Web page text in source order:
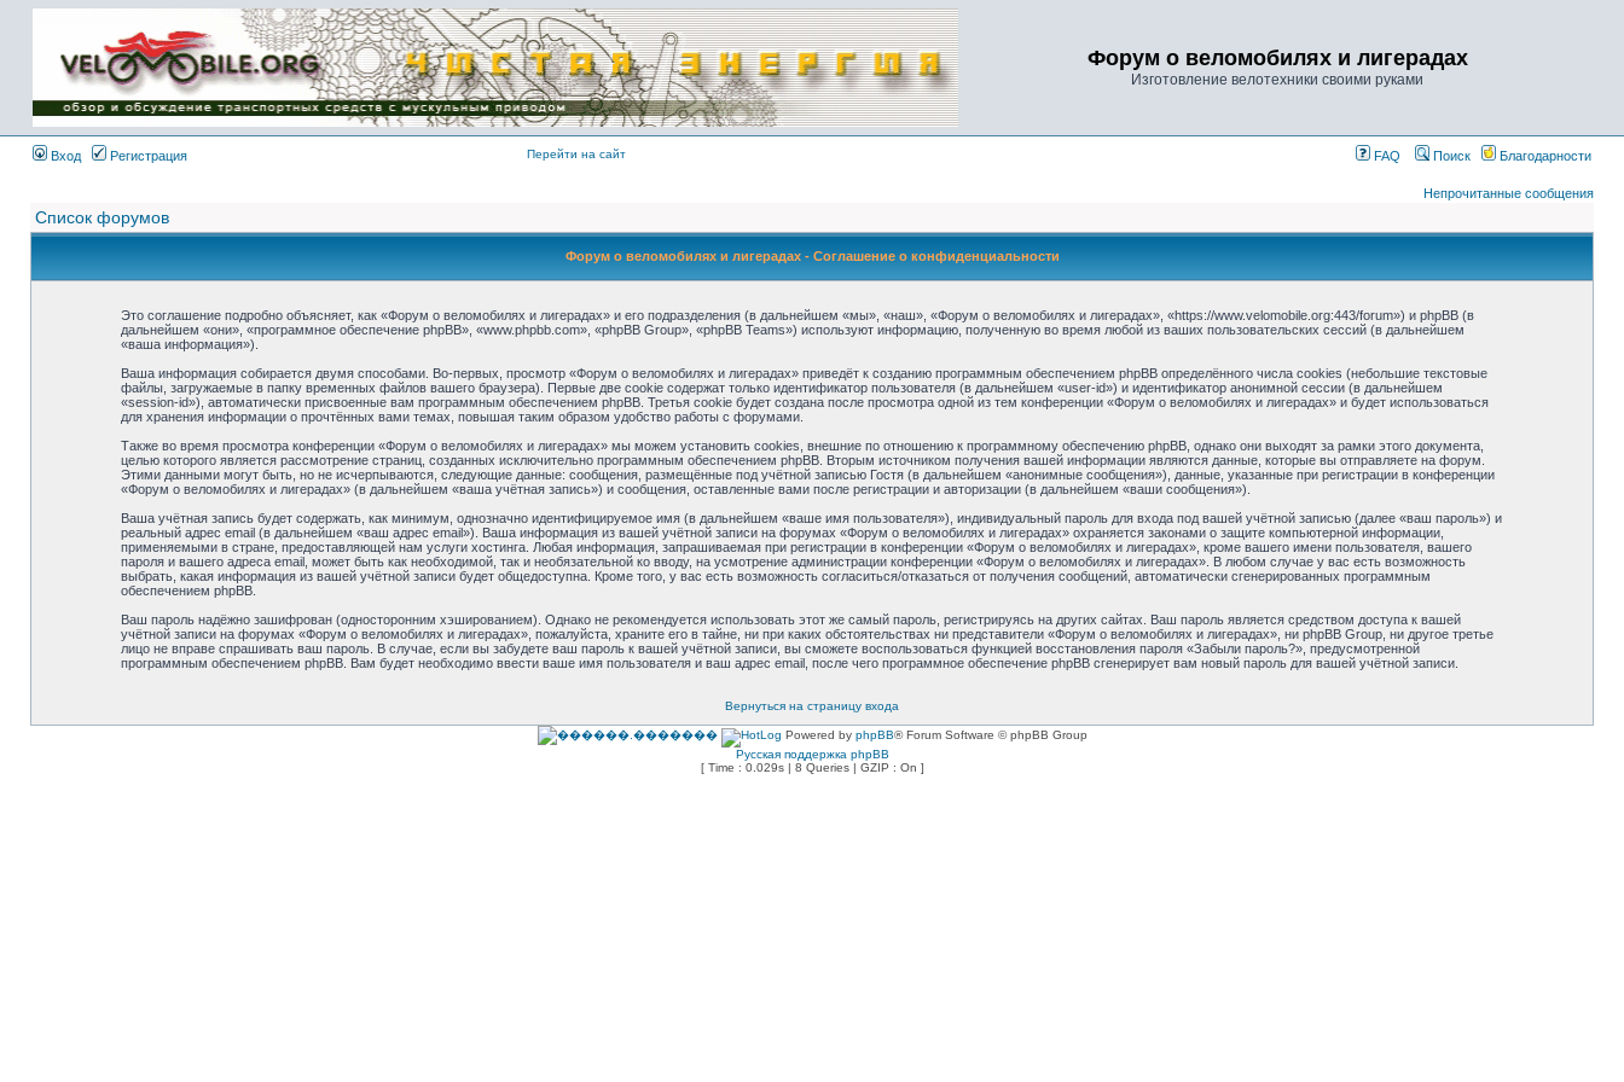
Имя пользователя:
Пароль:
{ LOG_ME_IN_SHORT
}
Форум о веломобилях и лигерадах
Изготовление велотехники своими руками
Вход Регистрация Перейти на сайт FAQ Поиск Благодарности
Непрочитанные сообщения
Список форумов
Форум о веломобилях и лигерадах - Соглашение о конфиденциальности
Это соглашение подробно объясняет, как «Форум о веломобилях и лигерадах» и его подразделения (в дальнейшем «мы», «наш», «Форум о веломобилях и лигерадах», «https://www.velomobile.org:443/forum») и phpBB (в
дальнейшем «они», «программное обеспечение phpBB», «www.phpbb.com», «phpBB Group», «phpBB Teams») используют информацию, полученную во время любой из ваших пользовательских сессий (в дальнейшем
«ваша информация»).
Ваша информация собирается двумя способами. Во-первых, просмотр «Форум о веломобилях и лигерадах» приведёт к созданию программным обеспечением phpBB определённого числа cookies (небольшие текстовые
файлы, загружаемые в папку временных файлов вашего браузера). Первые две cookie содержат только идентификатор пользователя (в дальнейшем «user-id») и идентификатор анонимной сессии (в дальнейшем
«session-id»), автоматически присвоенные вам программным обеспечением phpBB. Третья cookie будет создана после просмотра одной из тем конференции «Форум о веломобилях и лигерадах» и будет использоваться
для хранения информации о прочтённых вами темах, повышая таким образом удобство работы с форумами.
Также во время просмотра конференции «Форум о веломобилях и лигерадах» мы можем установить cookies, внешние по отношению к программному обеспечению phpBB, однако они выходят за рамки этого документа,
целью которого является рассмотрение страниц, созданных исключительно программным обеспечением phpBB. Вторым источником получения вашей информации являются данные, которые вы отправляете на форум.
Этими данными могут быть, но не исчерпываются, следующие данные: сообщения, размещённые под учётной записью Гостя (в дальнейшем «анонимные сообщения»), данные, указанные при регистрации в конференции
«Форум о веломобилях и лигерадах» (в дальнейшем «ваша учётная запись») и сообщения, оставленные вами после регистрации и авторизации (в дальнейшем «ваши сообщения»).
Ваша учётная запись будет содержать, как минимум, однозначно идентифицируемое имя (в дальнейшем «ваше имя пользователя»), индивидуальный пароль для входа под вашей учётной записью (далее «ваш пароль») и
реальный адрес email (в дальнейшем «ваш адрес email»). Ваша информация из вашей учётной записи на форумах «Форум о веломобилях и лигерадах» охраняется законами о защите компьютерной информации,
применяемыми в стране, предоставляющей нам услуги хостинга. Любая информация, запрашиваемая при регистрации в конференции «Форум о веломобилях и лигерадах», кроме вашего имени пользователя, вашего
пароля и вашего адреса email, может быть как необходимой, так и необязательной ко вводу, на усмотрение администрации конференции «Форум о веломобилях и лигерадах». В любом случае у вас есть возможность
выбрать, какая информация из вашей учётной записи будет общедоступна. Кроме того, у вас есть возможность согласиться/отказаться от получения сообщений, автоматически сгенерированных программным
обеспечением phpBB.
Ваш пароль надёжно зашифрован (односторонним хэшированием). Однако не рекомендуется использовать этот же самый пароль, регистрируясь на других сайтах. Ваш пароль является средством доступа к вашей
учётной записи на форумах «Форум о веломобилях и лигерадах», пожалуйста, храните его в тайне, ни при каких обстоятельствах ни представители «Форум о веломобилях и лигерадах», ни phpBB Group, ни другое третье
лицо не вправе спрашивать ваш пароль. В случае, если вы забудете ваш пароль к вашей учётной записи, вы сможете воспользоваться функцией восстановления пароля «Забыли пароль?», предусмотренной
программным обеспечением phpBB. Вам будет необходимо ввести ваше имя пользователя и ваш адрес email, после чего программное обеспечение phpBB сгенерирует вам новый пароль для вашей учётной записи.
Вернуться на страницу входа
Powered by phpBB® Forum Software © phpBB Group
Русская поддержка phpBB
[ Time : 0.029s | 8 Queries | GZIP : On ]